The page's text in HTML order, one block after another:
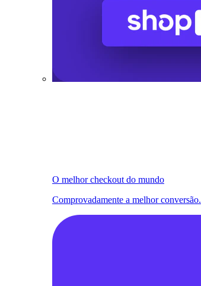
O melhor checkout do mundo
Comprovadamente a melhor conversão.